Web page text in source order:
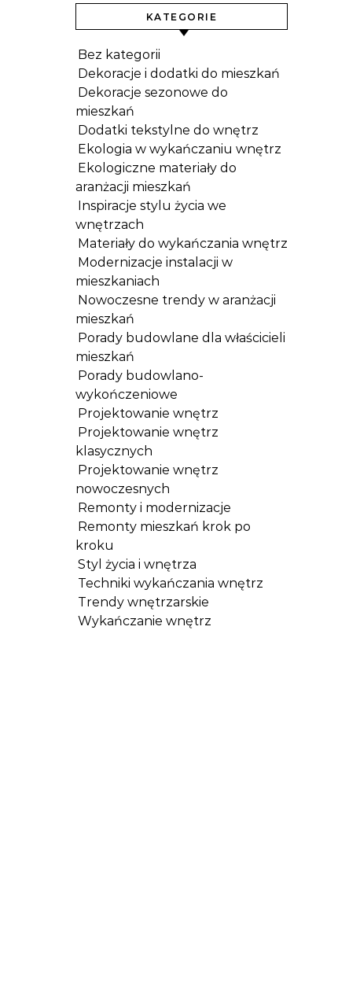
KATEGORIE
Bez kategorii
Dekoracje i dodatki do mieszkań
Dekoracje sezonowe do
mieszkań
Dodatki tekstylne do wnętrz
Ekologia w wykańczaniu wnętrz
Ekologiczne materiały do
aranżacji mieszkań
Inspiracje stylu życia we
wnętrzach
Materiały do wykańczania wnętrz
Modernizacje instalacji w
mieszkaniach
Nowoczesne trendy w aranżacji
mieszkań
Porady budowlane dla właścicieli
mieszkań
Porady budowlano-
wykończeniowe
Projektowanie wnętrz
Projektowanie wnętrz
klasycznych
Projektowanie wnętrz
nowoczesnych
Remonty i modernizacje
Remonty mieszkań krok po
kroku
Styl życia i wnętrza
Techniki wykańczania wnętrz
Trendy wnętrzarskie
Wykańczanie wnętrz